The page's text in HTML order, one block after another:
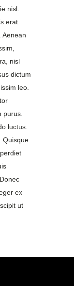
nisl.
erat.
Aenean
nisl
dictum
leo.
purus.
luctus.
Quisque
ex
ut